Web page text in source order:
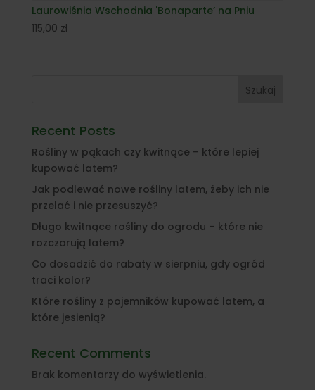
Laurowiśnia Wschodnia 'Bonaparte’ na Pniu
115,00 zł
Szukaj
Recent Posts
Rośliny w pąkach czy kwitnące – które lepiej
kupować latem?
Jak podlewać nowe rośliny latem, żeby ich nie
przelać i nie przesuszyć?
Długo kwitnące rośliny do ogrodu – które nie
rozczarują latem?
Co dosadzić do rabaty w sierpniu, gdy ogród
traci kolor?
Które rośliny z pojemników kupować latem, a
które jesienią?
Recent Comments
Brak komentarzy do wyświetlenia.